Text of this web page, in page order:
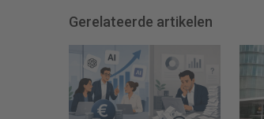
Gerelateerde artikelen